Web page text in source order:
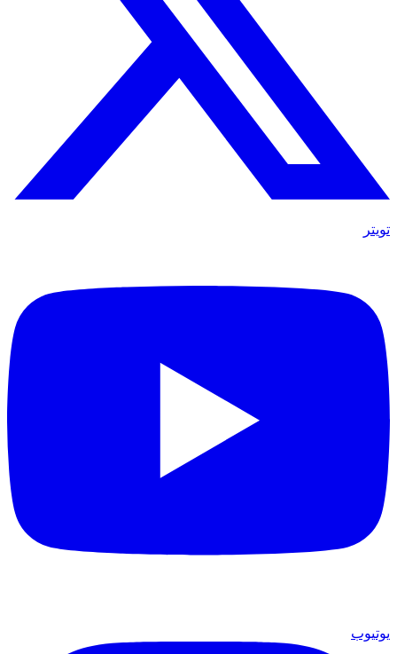
تويتر
يوتيوب